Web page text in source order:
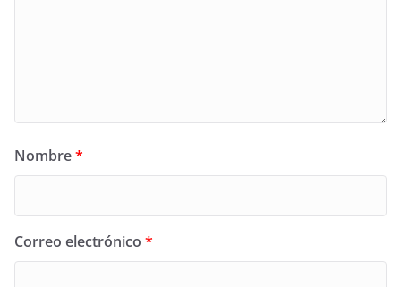
Nombre*
Correo electrónico *